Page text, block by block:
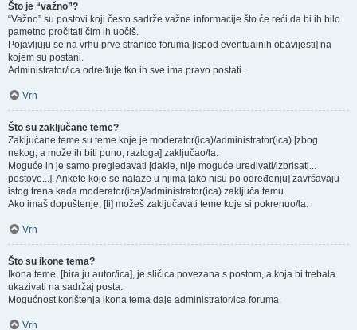
Što je “važno”?
“Važno” su postovi koji često sadrže važne informacije što će reći da bi ih bilo
pametno pročitati čim ih uočiš.
Pojavljuju se na vrhu prve stranice foruma [ispod eventualnih obavijesti] na
kojem su postani.
Administrator/ica određuje tko ih sve ima pravo postati.
Vrh
Što su zaključane teme?
Zaključane teme su teme koje je moderator(ica)/administrator(ica) [zbog
nekog, a može ih biti puno, razloga] zaključao/la.
Moguće ih je samo pregledavati [dakle, nije moguće uređivati/izbrisati...
postove...]. Ankete koje se nalaze u njima [ako nisu po određenju] završavaju
istog trena kada moderator(ica)/administrator(ica) zaključa temu.
Ako imaš dopuštenje, [ti] možeš zaključavati teme koje si pokrenuo/la.
Vrh
Što su ikone tema?
Ikona teme, [bira ju autor/ica], je sličica povezana s postom, a koja bi trebala
ukazivati na sadržaj posta.
Mogućnost korištenja ikona tema daje administrator/ica foruma.
Vrh